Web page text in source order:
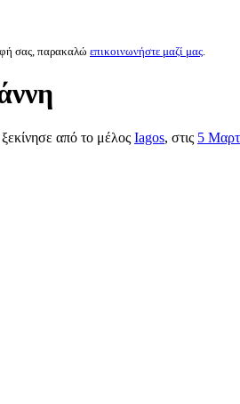
σας, παρακαλώ επικοινωνήστε μαζί μας.
από το μέλος Iagos, στις 5